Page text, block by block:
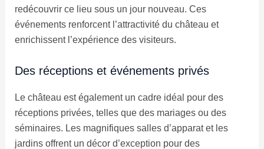
redécouvrir ce lieu sous un jour nouveau. Ces
événements renforcent l’attractivité du château et
enrichissent l’expérience des visiteurs.
Des réceptions et événements privés
Le château est également un cadre idéal pour des
réceptions privées, telles que des mariages ou des
séminaires. Les magnifiques salles d’apparat et les
jardins offrent un décor d’exception pour des